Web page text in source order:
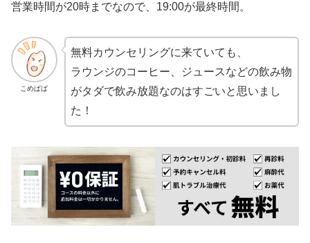
営業時間が20時までなので、19:00が最終時間。
こめぱぱ
無料カウンセリングに来ていても、
ラウンジのコーヒー、ジュースなどの飲み物
がタダで飲み放題なのはすごいと思いまし
た！